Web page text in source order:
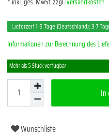
Lieferzeit 1-3 Tage (Deutschland); 3-7
Informationen zur Berechnung des
Mehr als 5 Stück verfügbar
In
Wunschliste